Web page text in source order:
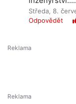
Středa, 8.
Odpovědět